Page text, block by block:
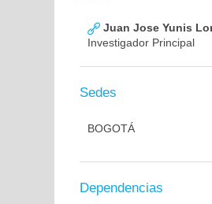
Juan Jose Yunis
Investigador Principal
Sedes
BOGOTÁ
Dependencias